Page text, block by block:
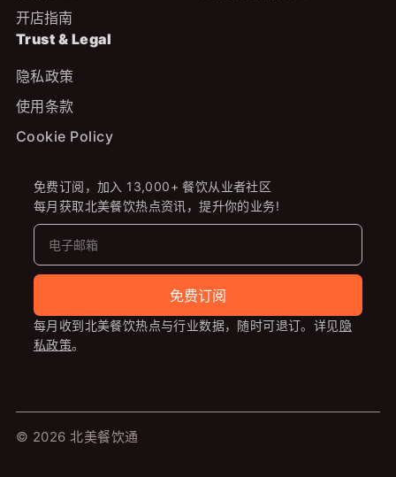
开店指南
Trust & Legal
隐私政策
使用条款
Cookie Policy
免费订阅，加入 13,000+ 餐饮从业者社区
每月获取北美餐饮热点资讯，提升你的业务!
免费订阅
每月收到北美餐饮热点与行业数据，随时可退订。详见隐
私政策。
© 2026 北美餐饮通